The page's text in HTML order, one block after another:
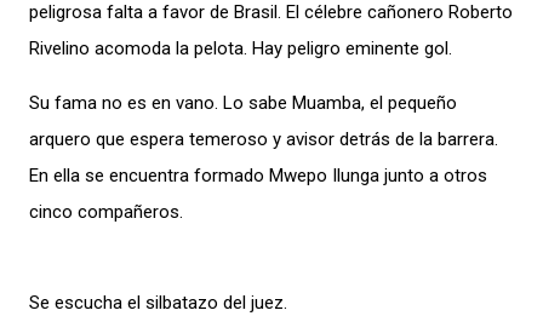
peligrosa falta a favor de Brasil. El célebre cañonero Roberto
Rivelino acomoda la pelota. Hay peligro eminente gol.
Su fama no es en vano. Lo sabe Muamba, el pequeño
arquero que espera temeroso y avisor detrás de la barrera.
En ella se encuentra formado Mwepo Ilunga junto a otros
cinco compañeros.
Se escucha el silbatazo del juez.